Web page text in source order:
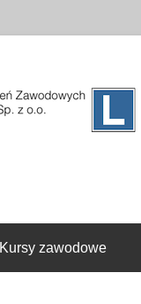
Kursy zawodowe